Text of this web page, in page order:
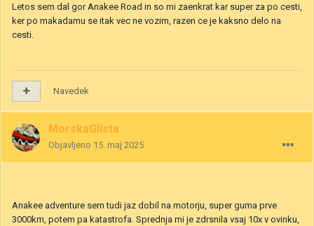
Letos sem dal gor Anakee Road in so mi zaenkrat kar super za po cesti,
ker po makadamu se itak vec ne vozim, razen ce je kaksno delo na
cesti.
Navedek
MorskaGlista
Objavljeno 15. maj 2025
Anakee adventure sem tudi jaz dobil na motorju, super guma prve
3000km, potem pa katastrofa. Sprednja mi je zdrsnila vsaj 10x v ovinku,